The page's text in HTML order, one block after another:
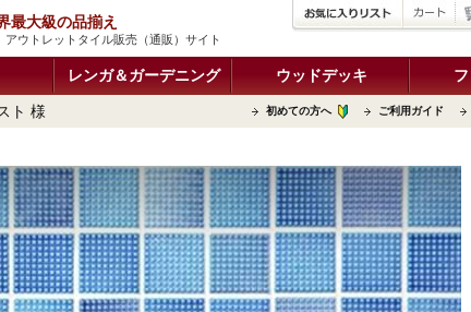
ウトレットタイル販売（通販）サイト
大級の品揃え
レンガ＆ガーデニング ウッドデッキ
ト 様 初めての方へ ご利用ガイド